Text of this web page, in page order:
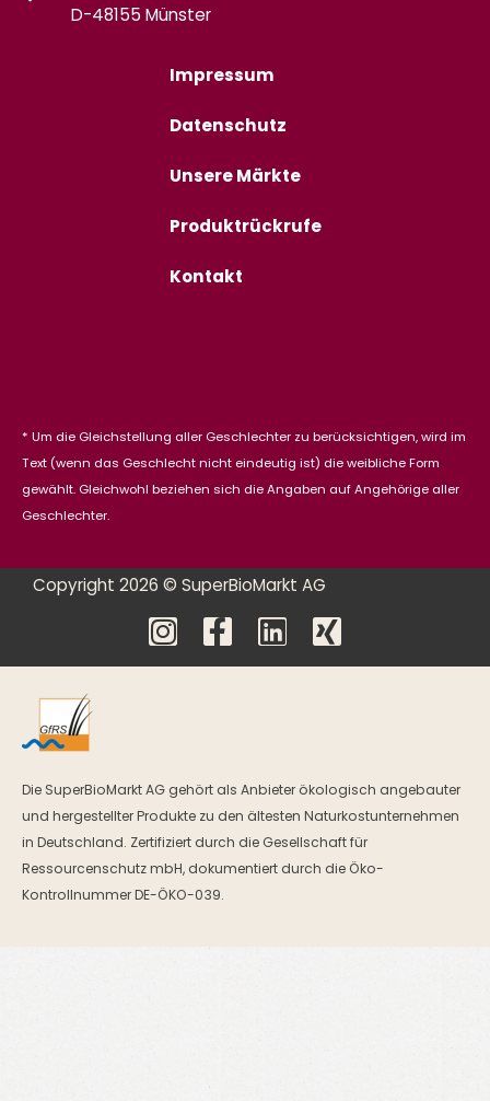
D-48155 Münster
Impressum
Datenschutz
Unsere Märkte
Produktrückrufe
Kontakt
* Um die Gleichstellung aller Geschlechter zu berücksichtigen, wird im
Text (wenn das Geschlecht nicht eindeutig ist) die weibliche Form
gewählt. Gleichwohl beziehen sich die Angaben auf Angehörige aller
Geschlechter.
Copyright 2026 © SuperBioMarkt AG
Die SuperBioMarkt AG gehört als Anbieter ökologisch angebauter
und hergestellter Produkte zu den ältesten Naturkostunternehmen
in Deutschland. Zertifiziert durch die Gesellschaft für
Ressourcenschutz mbH, dokumentiert durch die Öko-
Kontrollnummer DE-ÖKO-039.